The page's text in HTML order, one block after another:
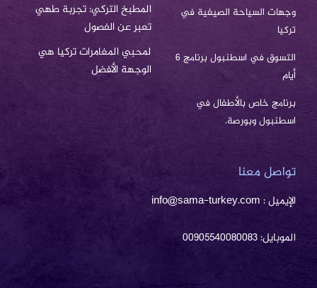
وجهات السياحة الصيفية في
تركيا
التسوق في اسطنبول برنامج 6
أيام
برنامج خاص بالأطفال في
اسطنبول وبورصة.
المطبخ التركي: تجربة طهي
تعبر عن الفصول
لمحبي المغامرات تركيا هي
الوجهة الأفضل
تواصل معنا
الإيميل : info@sama-turkey.com
الموبايل: 00905540080083